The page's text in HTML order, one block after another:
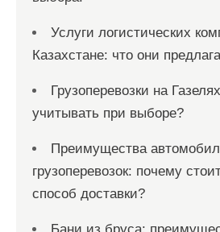
Услуги логистических
Казахстане: что они
Грузоперевозки на
учитывать при выборе?
Преимущества
грузоперевозок: почему
способ доставки?